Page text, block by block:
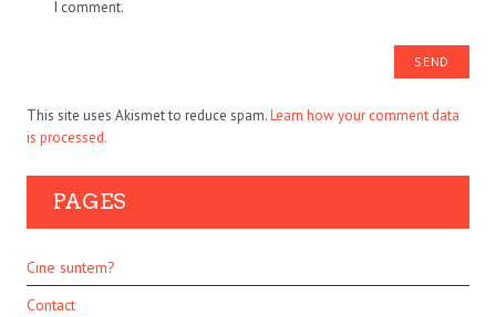
I comment.
This site uses Akismet to reduce spam.Learn how your comment data
is processed.
PAGES
Cine suntem?
Contact